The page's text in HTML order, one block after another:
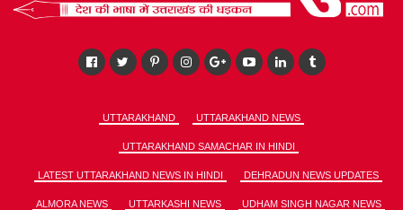
UTTARAKHAND UTTARAKHAND NEWS
UTTARAKHAND SAMACHAR IN HINDI
LATEST UTTARAKHAND NEWS IN HINDI DEHRADUN NEWS UPDATES
ALMORA NEWS UTTARKASHI NEWS UDHAM SINGH NAGAR NEWS